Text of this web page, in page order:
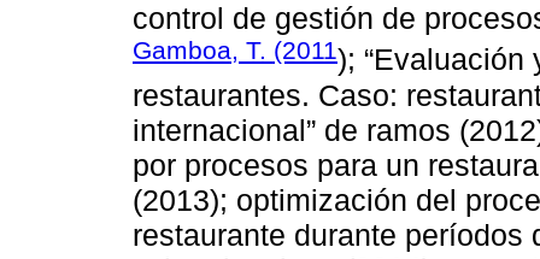
control de gestión de
Gamboa, T. (2011);
restaurantes. Caso:
internacional” de ramos
por procesos para un
(2013); optimización del
restaurante durante períodos